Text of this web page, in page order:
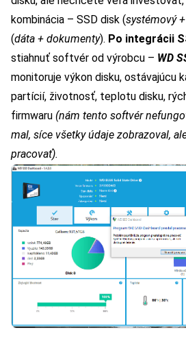
kombinácia – SSD disk (systémový
(dáta + dokumenty). Po integrácii
stiahnuť softvér od výrobcu – WD
monitoruje výkon disku, ostávajúcu
partícií, životnosť, teplotu disku,
firmwaru (nám tento softvér
mal, síce všetky údaje zobrazoval,
pracovať).